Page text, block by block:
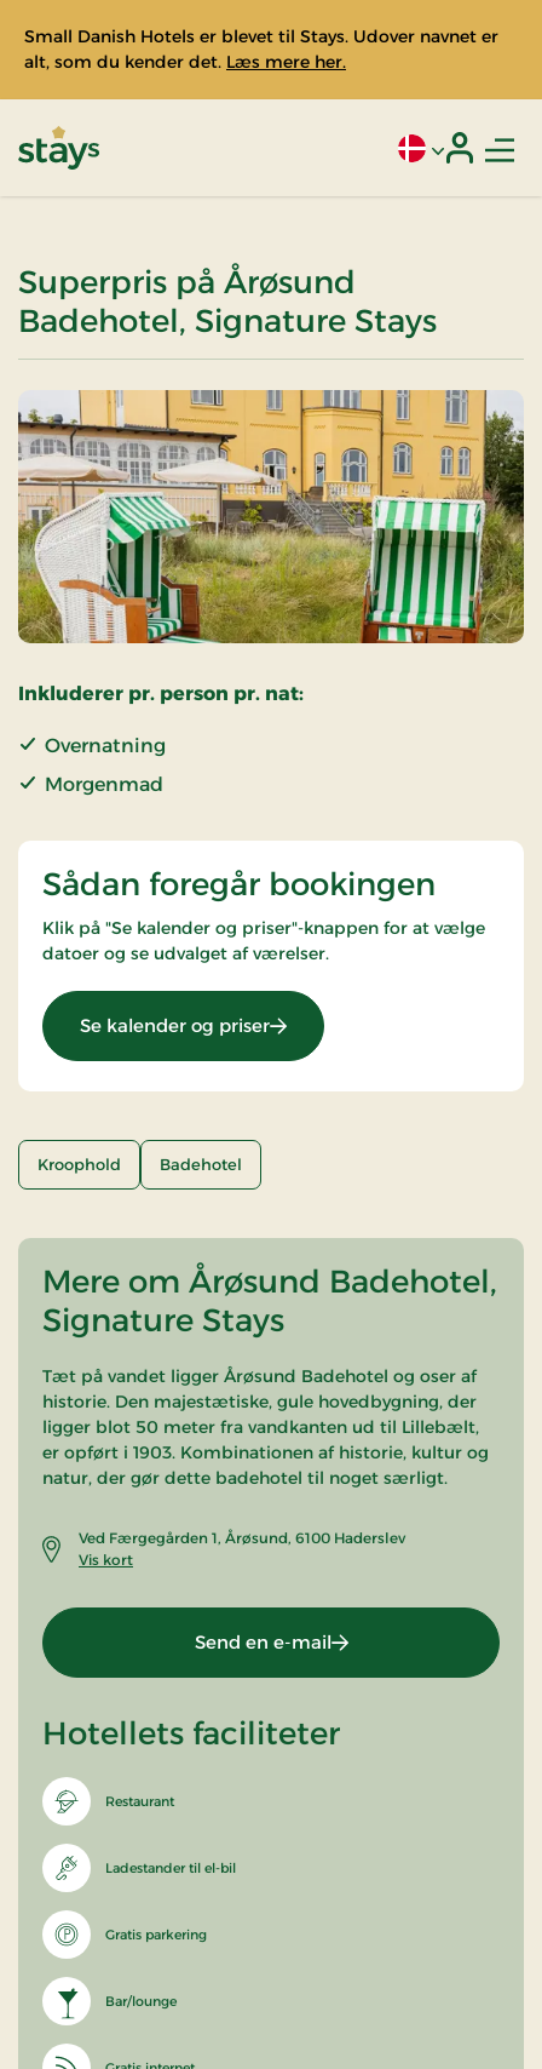
Small Danish Hotels er blevet til Stays. Udover navnet er
alt, som du kender det. Læs mere her.
Aktivt sprog:
Superpris på Årøsund
Badehotel, Signature Stays
Inkluderer pr. person pr. nat:
Overnatning
Morgenmad
Sådan foregår bookingen
Klik på "Se kalender og priser"-knappen for at vælge
datoer og se udvalget af værelser.
Se kalender og priser: Superpris
Kroophold Badehotel
Mere om Årøsund Badehotel,
Signature Stays
Tæt på vandet ligger Årøsund Badehotel og oser af
historie. Den majestætiske, gule hovedbygning, der
ligger blot 50 meter fra vandkanten ud til Lillebælt,
er opført i 1903. Kombinationen af historie, kultur og
natur, der gør dette badehotel til noget særligt.
Ved Færgegården 1, Årøsund, 6100 Haderslev
Vis kort
Send en e-mail
Hotellets faciliteter
Restaurant
Ladestander til el-bil
Gratis parkering
Bar/lounge